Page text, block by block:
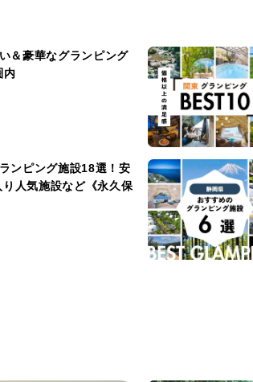
＆豪華なグランピング
内
ンピング施設18選！安
人気施設など《永久保